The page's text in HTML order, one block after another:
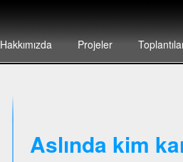
Hakkımızda Projeler
Aslında kim